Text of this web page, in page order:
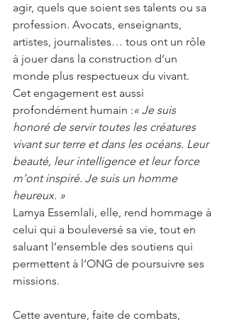
agir, quels que soient ses talents ou sa
profession. Avocats, enseignants,
artistes, journalistes… tous ont un rôle
à jouer dans la construction d’un
monde plus respectueux du vivant.
Cet engagement est aussi
profondément humain :« Je suis
honoré de servir toutes les créatures
vivant sur terre et dans les océans. Leur
beauté, leur intelligence et leur force
m’ont inspiré. Je suis un homme
heureux. »
Lamya Essemlali, elle, rend hommage à
celui qui a bouleversé sa vie, tout en
saluant l’ensemble des soutiens qui
permettent à l’ONG de poursuivre ses
missions.
Cette aventure, faite de combats,